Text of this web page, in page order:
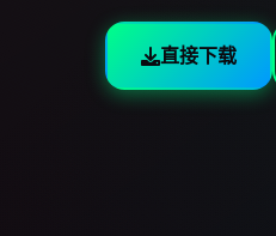
直接下载